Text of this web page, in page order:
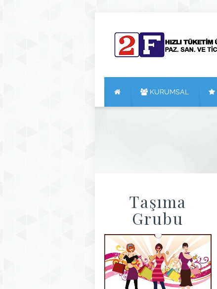
KURUMSAL
Taşıma
Grubu